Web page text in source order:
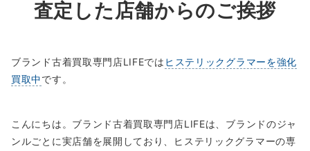
査定した店舗からのご挨拶
ブランド古着買取専門店LIFEでは ヒステリックグラマーを強化
買取中です。
こんにちは。ブランド古着買取専門店LIFEは、ブランドのジャ
ンルごとに実店舗を展開しており、ヒステリックグラマーの専